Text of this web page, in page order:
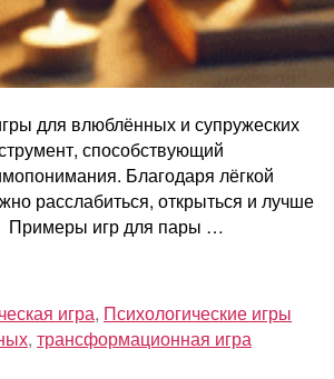
для влюблённых и супружеских
способствующий
Благодаря лёгкой
расслабиться, открыться и лучше
Примеры игр для пары …
игра, Психологические игры
, трансформационная игра